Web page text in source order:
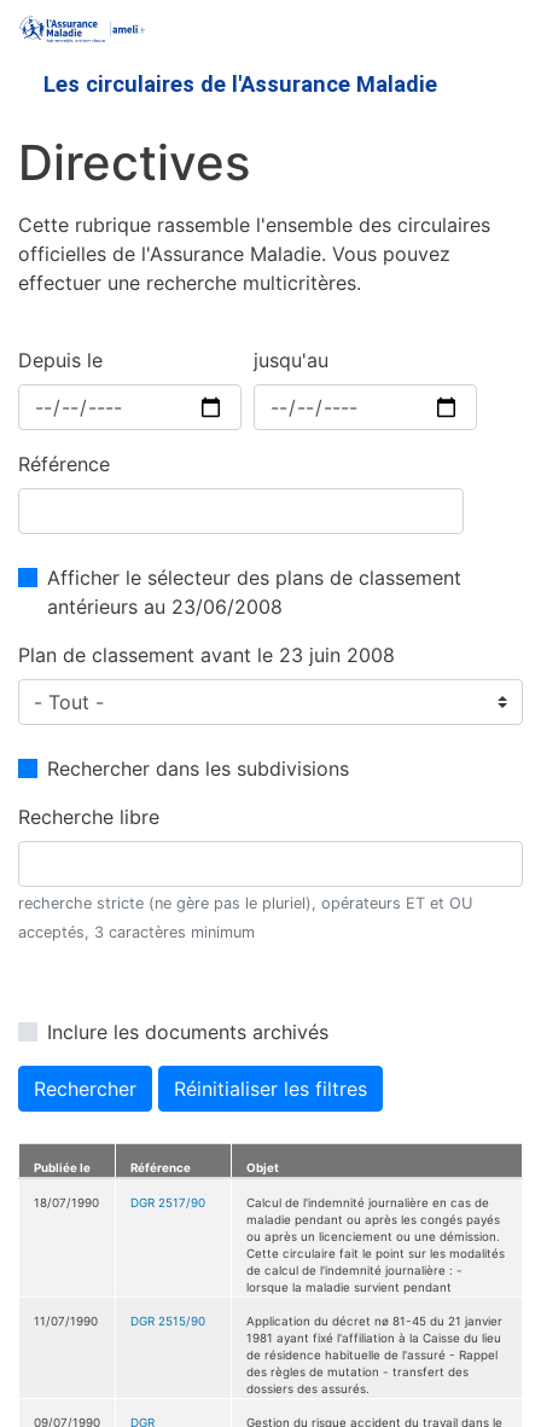
contenu
Les circulaires de l'Assurance Maladie
Directives
Cette rubrique rassemble l'ensemble des circulaires
officielles de l'Assurance Maladie. Vous pouvez
effectuer une recherche multicritères.
Depuis le jusqu'au
Référence
Afficher le sélecteur des plans de classement
antérieurs au 23/06/2008
Plan de classement avant le 23 juin 2008
Rechercher dans les subdivisions
Recherche libre
recherche stricte (ne gère pas le pluriel), opérateurs ET et OU
acceptés, 3 caractères minimum
Inclure les documents archivés
Rechercher Réinitialiser les filtres
Publiée le Référence Objet
18/07/1990 DGR 2517/90
Calcul de l'indemnité journalière en cas de
maladie pendant ou après les congés payés
ou après un licenciement ou une démission.
Cette circulaire fait le point sur les modalités
de calcul de l'indemnité journalière : -
lorsque la maladie survient pendant
11/07/1990 DGR 2515/90
Application du décret nø 81-45 du 21 janvier
1981 ayant fixé l'affiliation à la Caisse du lieu
de résidence habituelle de l'assuré - Rappel
des règles de mutation - transfert des
dossiers des assurés.
09/07/1990
DGR
Gestion du risque accident du travail dans le